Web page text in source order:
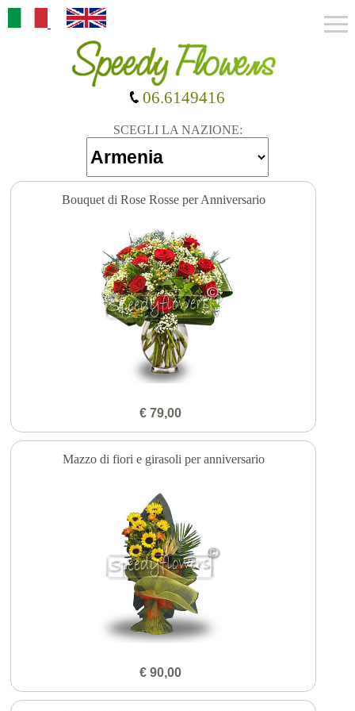
SCEGLI LA NAZIONE:
06.6149416
Bouquet di Rose Rosse per Anniversario
€ 79,00
Mazzo di fiori e girasoli per anniversario
€ 90,00